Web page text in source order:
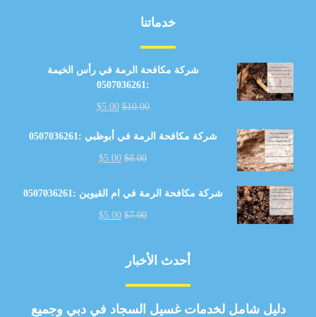
خدماتنا
شركة مكافحة الرمة في رأس الخيمة
:0507036261
$10.00
$5.00
شركة مكافحة الرمة في أبوظبي :0507036261
$8.00
$5.00
شركة مكافحة الرمة في ام القيوين :0507036261
$7.00
$5.00
أحدث الأخبار
دليل شامل لخدمات غسيل السجاد في دبي وجميع